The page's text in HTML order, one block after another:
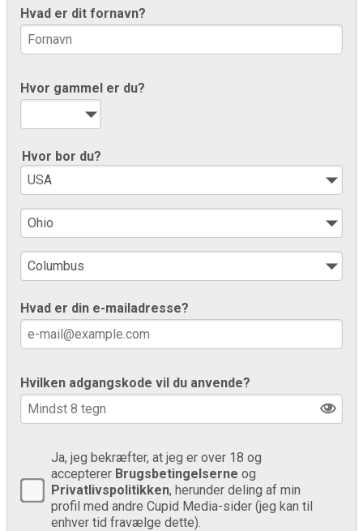
Hvad er dit fornavn?
Hvor gammel er du?
Hvor bor du?
Hvad er din e-mailadresse?
Hvilken adgangskode vil du anvende?
Ja, jeg bekræfter, at jeg er over 18 og
accepterer Brugsbetingelserne og
Privatlivspolitikken, herunder deling af min
profil med andre Cupid Media-sider (jeg kan til
enhver tid fravælge dette).